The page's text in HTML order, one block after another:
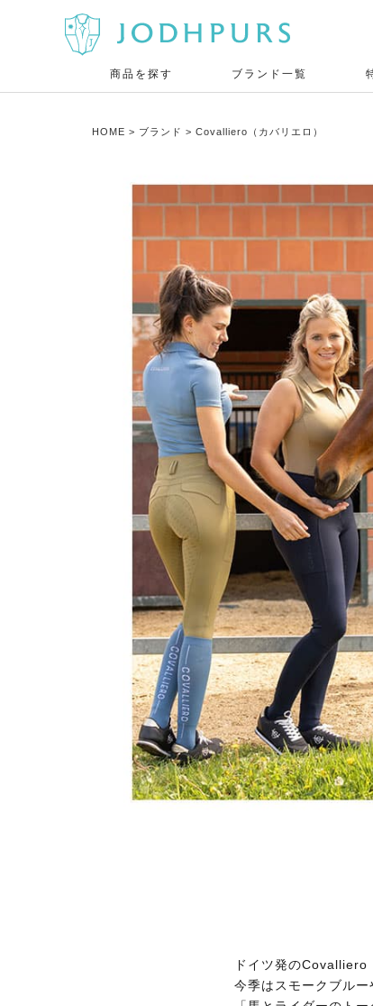
商品を探す ブランド一覧
HOME ブランド Covalliero（カバリエロ）
ドイツ発のCovalliero
今季はスモークブルー